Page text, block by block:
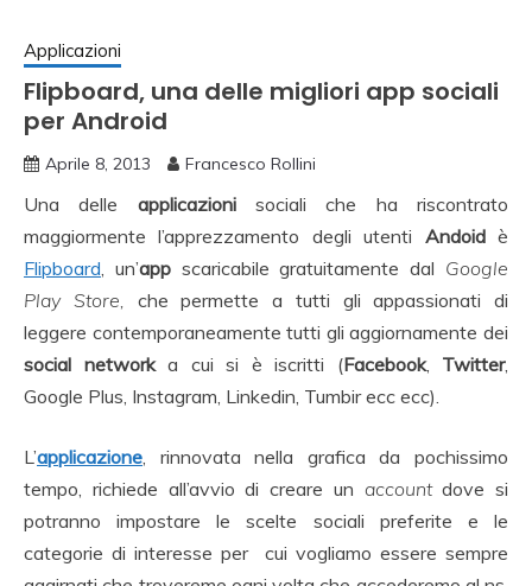
Applicazioni
Flipboard, una delle migliori app sociali
per Android
Aprile 8, 2013 Francesco Rollini
Una delle applicazionisociali che ha riscontrato
maggiormente l’apprezzamento degli utenti Andoidè
Flipboard , un’appscaricabile gratuitamente dal Google
Play Store,
che permette a tutti gli appassionati di
leggere contemporaneamente tutti gli aggiornamente dei
social networka cui si è iscritti (Facebook, Twitter,
Google Plus, Instagram, Linkedin, Tumbir ecc ecc).
L’applicazione , rinnovata nella grafica da pochissimo
tempo, richiede all’avvio di creare un accountdove si
potranno impostare le scelte sociali preferite e le
categorie di interesse per cui vogliamo essere sempre